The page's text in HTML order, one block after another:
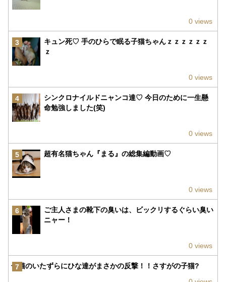
0 views
3
キュン死♡ 手のひらで眠る子猫ちゃんｚｚｚｚｚｚ
ｚ
0 views
4
シンクロナイルドニャンコ達♡ 今日のために一生懸
命勉強しました(笑)
0 views
5 超有名猫ちゃん『まる』の総集編動画♡
0 views
6
ご主人さまの靴下の臭いは、ビックリするぐらい臭い
ニャー！
0 views
7
子猫のいたずらにひな達がまさかの反撃！！さすがの子猫?